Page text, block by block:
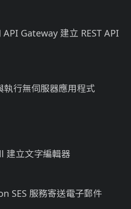
Gateway 建立 REST API
執行無伺服器應用程式
建立文字編輯器
SES 服務寄送電子郵件